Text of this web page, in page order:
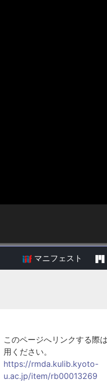
マニフェスト
このページへリンクする際
用ください。
https://rmda.kulib.kyoto-
u.ac.jp/item/rb00013269